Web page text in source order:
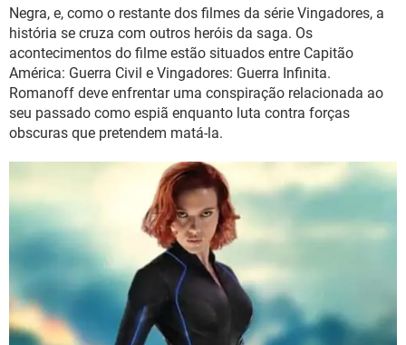
Negra, e, como o restante dos filmes da série Vingadores, a
história se cruza com outros heróis da saga. Os
acontecimentos do filme estão situados entre Capitão
América: Guerra Civil e Vingadores: Guerra Infinita.
Romanoff deve enfrentar uma conspiração relacionada ao
seu passado como espiã enquanto luta contra forças
obscuras que pretendem matá-la.